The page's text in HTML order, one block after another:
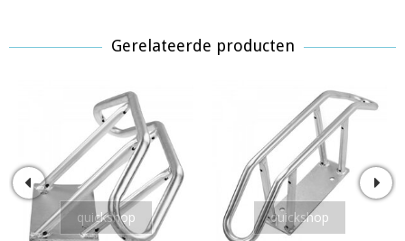
Gerelateerde producten
quickshop quickshop